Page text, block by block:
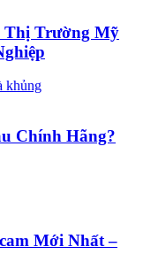
Thị Trường Mỹ
Chính Hãng?
Mới Nhất –